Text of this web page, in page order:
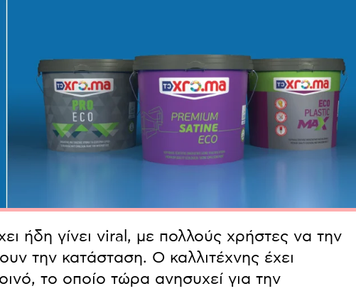
ήδη γίνει viral, με πολλούς χρήστες να την
την κατάσταση. Ο καλλιτέχνης έχει
το οποίο τώρα ανησυχεί για την